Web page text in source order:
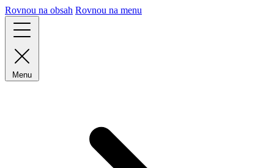
Rovnou na obsah Rovnou na menu
Menu